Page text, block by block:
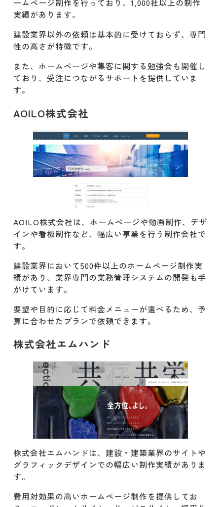
ームページ制作を行っており、1,000社以上の制作
実績があります。
​建設業界以外の依頼は基本的に受けておらず、専門
性の高さが特徴です。
​また、ホームページや集客に関する勉強会も開催し
ており、受注につながるサポートを提供していま
す。
AOILO株式会社
AOILO株式会社は、ホームページや動画制作、デザ
インや看板制作など、幅広い事業を行う制作会社で
す。
​建設業界において500件以上のホームページ制作実
績があり、業界専門の業務管理システムの開発も手
がけています。​
要望や目的に応じて料金メニューが選べるため、予
算に合わせたプランで依頼できます。
株式会社エムハンド
株式会社エムハンドは、建設・建築業界のサイトや
グラフィックデザインでの幅広い制作実績がありま
す。
​費用対効果の高いホームページ制作を提供してお